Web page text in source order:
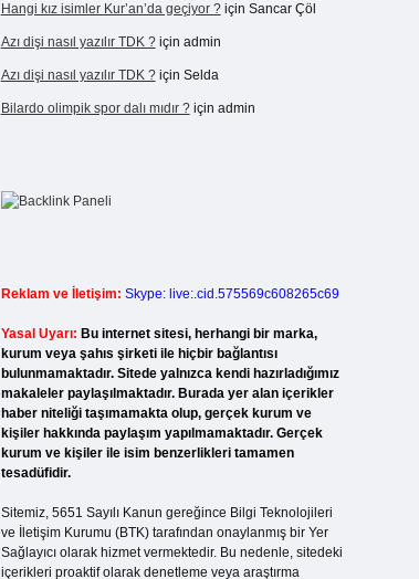
Hangi kız isimler Kur’an’da geçiyor ?için Sancar Çöl
Azı dişi nasıl yazılır TDK ?için admin
Azı dişi nasıl yazılır TDK ?için Selda
Bilardo olimpik spor dalı mıdır ?için admin
Reklam ve İletişim: Skype: live:.cid.575569c608265c69
Yasal Uyarı: Bu internet sitesi, herhangi bir marka,
kurum veya şahıs şirketi ile hiçbir bağlantısı
bulunmamaktadır. Sitede yalnızca kendi hazırladığımız
makaleler paylaşılmaktadır. Burada yer alan içerikler
haber niteliği taşımamakta olup, gerçek kurum ve
kişiler hakkında paylaşım yapılmamaktadır. Gerçek
kurum ve kişiler ile isim benzerlikleri tamamen
tesadüfidir.
Sitemiz, 5651 Sayılı Kanun gereğince Bilgi Teknolojileri
ve İletişim Kurumu (BTK) tarafından onaylanmış bir Yer
Sağlayıcı olarak hizmet vermektedir. Bu nedenle, sitedeki
içerikleri proaktif olarak denetleme veya araştırma